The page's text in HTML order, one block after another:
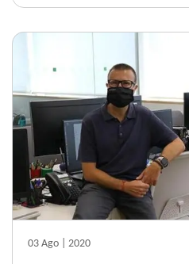
03 Ago | 2020